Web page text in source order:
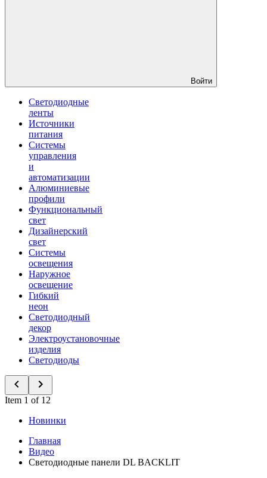
Войти
Светодиодные
ленты
Источники
питания
Системы
управления
и
автоматизации
Алюминиевые
профили
Функциональный
свет
Дизайнерский
свет
Системы
освещения
Наружное
освещение
Гибкий
неон
Светодиодный
декор
Электроустановочные
изделия
Светодиоды
Item 1 of 12
Новинки
Главная
Видео
Светодиодные панели DL BACKLIT